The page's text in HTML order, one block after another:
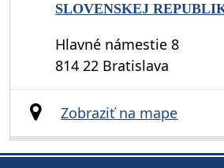
SLOVENSKEJ
Hlavné námestie 8
814 22 Bratislava
Zobraziť na mape